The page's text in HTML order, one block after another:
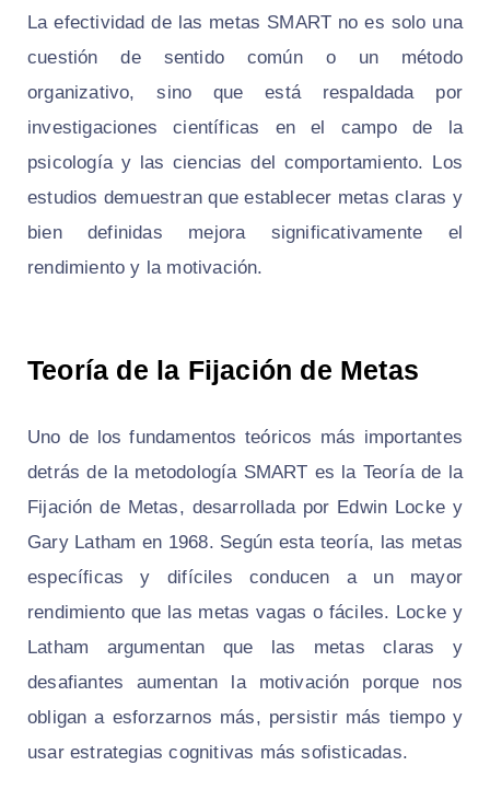
La efectividad de las metas SMART no es solo una
cuestión de sentido común o un método
organizativo, sino que está respaldada por
investigaciones científicas en el campo de la
psicología y las ciencias del comportamiento. Los
estudios demuestran que establecer metas claras y
bien definidas mejora significativamente el
rendimiento y la motivación.
Teoría de la Fijación de Metas
Uno de los fundamentos teóricos más importantes
detrás de la metodología SMART es la Teoría de la
Fijación de Metas, desarrollada por Edwin Locke y
Gary Latham en 1968. Según esta teoría, las metas
específicas y difíciles conducen a un mayor
rendimiento que las metas vagas o fáciles. Locke y
Latham argumentan que las metas claras y
desafiantes aumentan la motivación porque nos
obligan a esforzarnos más, persistir más tiempo y
usar estrategias cognitivas más sofisticadas.